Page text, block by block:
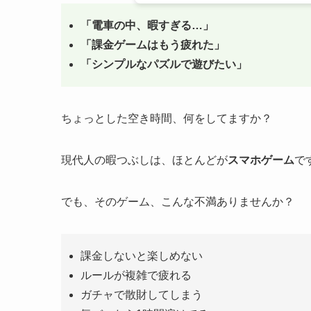
「電車の中、暇すぎる…」
「課金ゲームはもう疲れた」
「シンプルなパズルで遊びたい」
ちょっとした空き時間、何をしてますか？
現代人の暇つぶしは、ほとんどがスマホゲームで
でも、そのゲーム、こんな不満ありませんか？
課金しないと楽しめない
ルールが複雑で疲れる
ガチャで散財してしまう